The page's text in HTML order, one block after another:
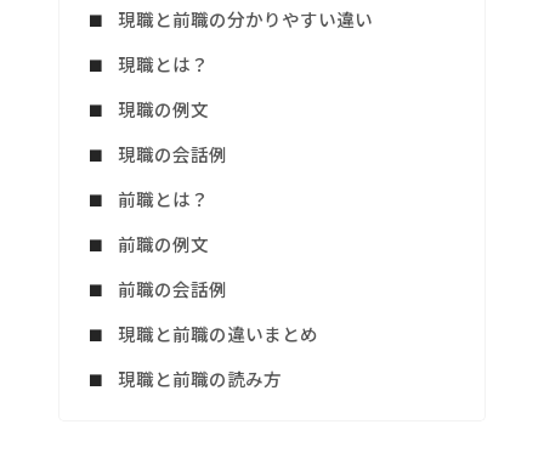
現職と前職の分かりやすい違い
現職とは？
現職の例文
現職の会話例
前職とは？
前職の例文
前職の会話例
現職と前職の違いまとめ
現職と前職の読み方